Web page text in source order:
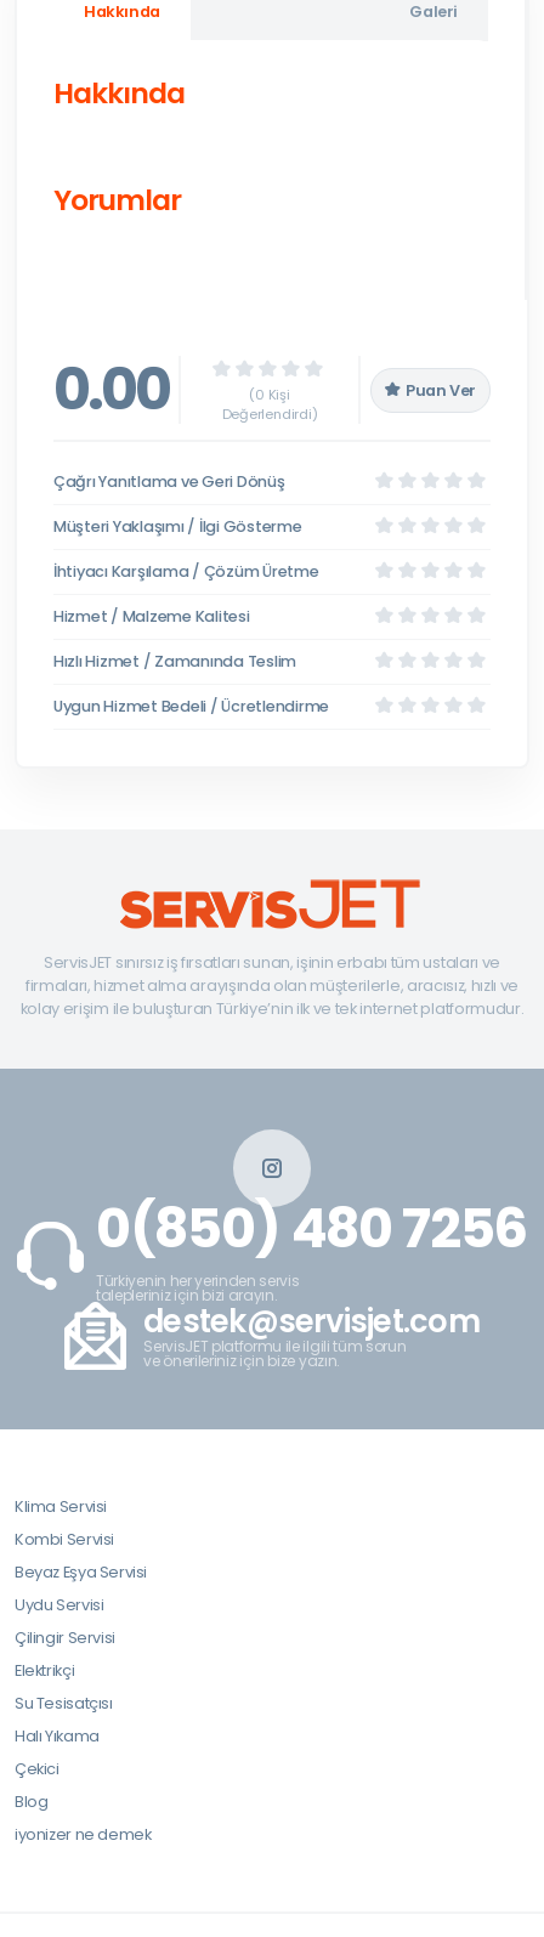
Hakkında Galeri
Hakkında
Yorumlar
0.00
(0 Kişi
Değerlendirdi)
Puan Ver
Çağrı Yanıtlama ve Geri Dönüş
Müşteri Yaklaşımı / İlgi Gösterme
İhtiyacı Karşılama / Çözüm Üretme
Hizmet / Malzeme Kalitesi
Hızlı Hizmet / Zamanında Teslim
Uygun Hizmet Bedeli / Ücretlendirme
ServisJET sınırsız iş fırsatları sunan, işinin erbabı tüm ustaları ve
firmaları, hizmet alma arayışında olan müşterilerle, aracısız, hızlı ve
kolay erişim ile buluşturan Türkiye’nin ilk ve tek internet platformudur.
0(850) 480 7256
Türkiyenin her yerinden servis
talepleriniz için bizi arayın.
destek@servisjet.com
ServisJET platformu ile ilgili tüm sorun
ve önerileriniz için bize yazın.
Klima Servisi
Kombi Servisi
Beyaz Eşya Servisi
Uydu Servisi
Çilingir Servisi
Elektrikçi
Su Tesisatçısı
Halı Yıkama
Çekici
Blog
iyonizer ne demek